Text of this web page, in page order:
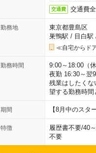
交通費 交通費
勤務地
東京都豊島区
巣鴨駅 / 目白駅
≪自宅からド
勤務時間
9:00～18:00（
夜勤 16:30～翌
残業はしたく
望する勤務時間
期間 【8月中のス
特徴 履歴書不要/40
不要